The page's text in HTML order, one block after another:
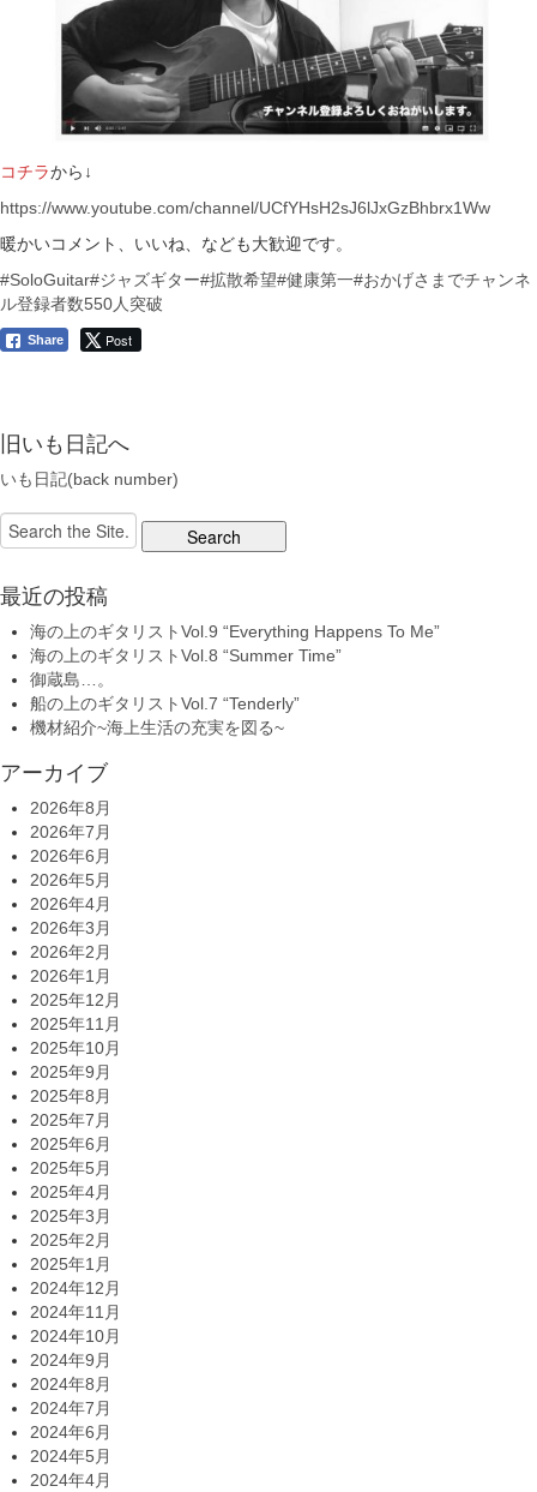
コチラから↓
https://www.youtube.com/channel/UCfYHsH2sJ6lJxGzBhbrx1Ww
暖かいコメント、いいね、なども大歓迎です。
#SoloGuitar#ジャズギター#拡散希望#健康第一#おかげさまでチャンネ
ル登録者数550人突破
Share Post
旧いも日記へ
いも日記(back number)
Search
for:
最近の投稿
海の上のギタリストVol.9 “Everything Happens To Me”
海の上のギタリストVol.8 “Summer Time”
御蔵島…。
船の上のギタリストVol.7 “Tenderly”
機材紹介~海上生活の充実を図る~
アーカイブ
2026年8月
2026年7月
2026年6月
2026年5月
2026年4月
2026年3月
2026年2月
2026年1月
2025年12月
2025年11月
2025年10月
2025年9月
2025年8月
2025年7月
2025年6月
2025年5月
2025年4月
2025年3月
2025年2月
2025年1月
2024年12月
2024年11月
2024年10月
2024年9月
2024年8月
2024年7月
2024年6月
2024年5月
2024年4月